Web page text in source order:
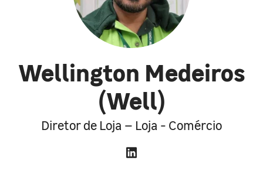
Wellington Medeiros
(Well)
Diretor de Loja – Loja - Comércio